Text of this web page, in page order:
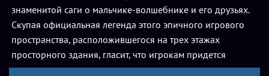
знаменитой саги о мальчике-волшебнике и его друзьях.
Скупая официальная легенда этого эпичного игрового
пространства, расположившегося на трех этажах
просторного здания, гласит, что игрокам придется
принять участие в схватке Добра со Злом, финалом